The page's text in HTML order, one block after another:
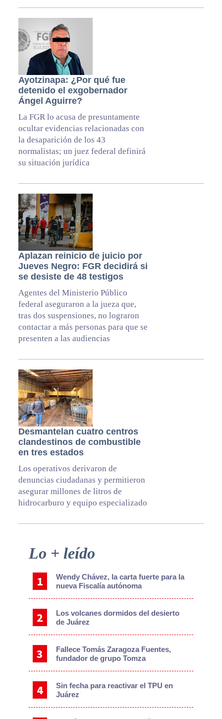
Ayotzinapa: ¿Por qué fue
detenido el exgobernador
Ángel Aguirre?
La FGR lo acusa de presuntamente
ocultar evidencias relacionadas con
la desaparición de los 43
normalistas; un juez federal definirá
su situación jurídica
Aplazan reinicio de juicio por
Jueves Negro: FGR decidirá si
se desiste de 48 testigos
Agentes del Ministerio Público
federal aseguraron a la jueza que,
tras dos suspensiones, no lograron
contactar a más personas para que se
presenten a las audiencias
Desmantelan cuatro centros
clandestinos de combustible
en tres estados
Los operativos derivaron de
denuncias ciudadanas y permitieron
asegurar millones de litros de
hidrocarburo y equipo especializado
Primary
Lo + leído
Wendy Chávez, la carta fuerte para la
nueva Fiscalía autónoma
Los volcanes dormidos del desierto
de Juárez
Fallece Tomás Zaragoza Fuentes,
fundador de grupo Tomza
Sin fecha para reactivar el TPU en
Juárez